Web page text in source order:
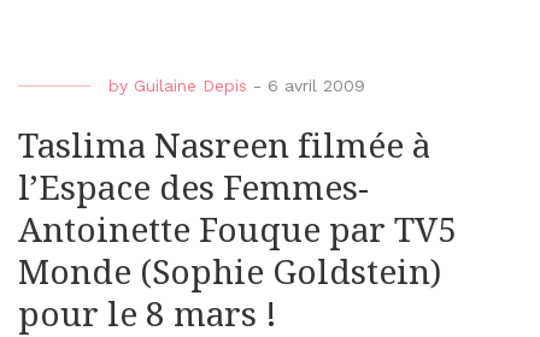
by Guilaine Depis - 6 avril 2009
Taslima Nasreen filmée à
l’Espace des Femmes-
Antoinette Fouque par TV5
Monde (Sophie Goldstein)
pour le 8 mars !